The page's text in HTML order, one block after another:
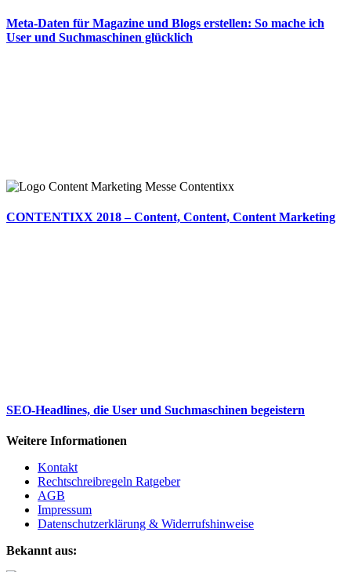
Meta-Daten für Magazine und Blogs erstellen: So mache ich
User und Suchmaschinen glücklich
CONTENTIXX 2018 – Content, Content, Content Marketing
SEO-Headlines, die User und Suchmaschinen begeistern
Weitere Informationen
Kontakt
Rechtschreibregeln Ratgeber
AGB
Impressum
Datenschutzerklärung & Widerrufshinweise
Bekannt aus: